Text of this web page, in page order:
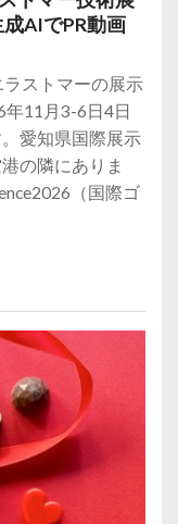
AIでPR動画
ストマーの展示
11月3-6日4日
愛知県国際展示
の隣にありま
（国際ゴ